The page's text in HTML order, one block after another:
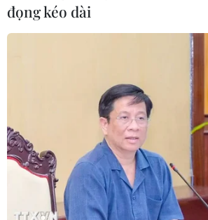
dân Lugansk tự xưng ngày 18/2
việc sơ tán người dân khỏi khu
Theo giới chức Cộng hòa nhân
xưng, hoạt động sơ tán đối với
khu vực này đang được lên kế
Trước đó, khoảng 25.000 người
khỏi khu vực này.
Trong một diễn biến mới nhất,
chính quyền tự xưng này đã
đọng kéo dài